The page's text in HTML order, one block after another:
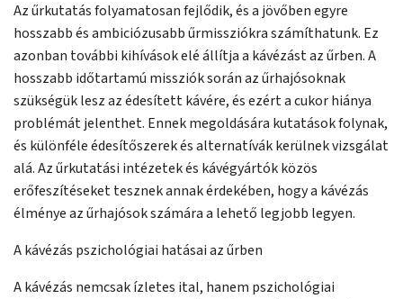
Az űrkutatás folyamatosan fejlődik, és a jövőben egyre
hosszabb és ambiciózusabb űrmissziókra számíthatunk. Ez
azonban további kihívások elé állítja a kávézást az űrben. A
hosszabb időtartamú missziók során az űrhajósoknak
szükségük lesz az édesített kávére, és ezért a cukor hiánya
problémát jelenthet. Ennek megoldására kutatások folynak,
és különféle édesítőszerek és alternatívák kerülnek vizsgálat
alá. Az űrkutatási intézetek és kávégyártók közös
erőfeszítéseket tesznek annak érdekében, hogy a kávézás
élménye az űrhajósok számára a lehető legjobb legyen.
A kávézás pszichológiai hatásai az űrben
A kávézás nemcsak ízletes ital, hanem pszichológiai